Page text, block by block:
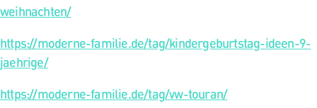
weihnachten/
https://moderne-familie.de/tag/kindergeburtstag-ideen-9-
jaehrige/
https://moderne-familie.de/tag/vw-touran/